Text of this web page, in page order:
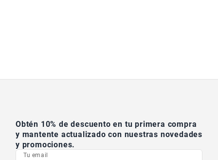
Obtén 10% de descuento en tu primera compra
y mantente actualizado con nuestras novedades
y promociones.
Tu email